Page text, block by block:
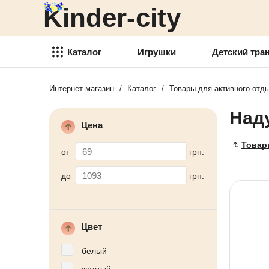
Kinder-city
Каталог
Игрушки
Детский транспорт
творчества
Детские спортивные товары
Аксессуары для детей
Детские украшения
Игрушки Детский
Детский транспорт
Товары для детского
Детские спортивные товары
Товари для активного отдыха
Аксессуары для детей
Детские украшения
Детская косметика
Новогодние украшения
Детская мебель
Интернет-магазин / Каталог / Товары для активного
Цена
от грн.
до грн.
Цвет
белый